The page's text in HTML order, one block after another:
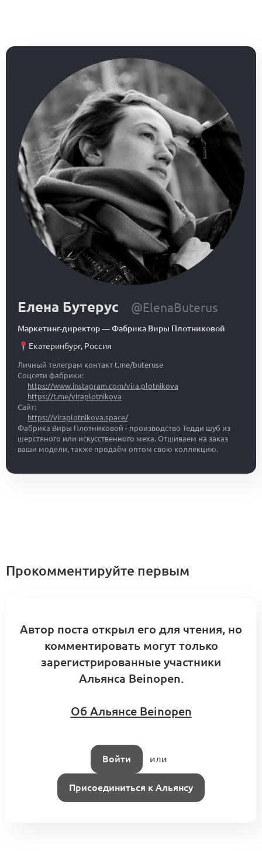
Елена Бутерус @ElenaButerus
Маркетинг-директор—Фабрика Виры Плотниковой
Екатеринбург, Россия
Личный телеграм контакт t.me/buteruse
Соцсети фабрики:
https://www.instagram.com/vira.plotnikova
https://t.me/viraplotnikova
Сайт:
https://viraplotnikova.space/
Фабрика Виры Плотниковой - производство Тедди шуб из
шерстяного или искусственного меха. Отшиваем на заказ
ваши модели, также продаём оптом свою коллекцию.
Прокомментируйте первым
Автор поста открыл его для чтения, но
комментировать могут только
зарегистрированные участники
Альянса Beinopen.
Об Альянсе Beinopen
Войти или
Присоединиться к Альянсу